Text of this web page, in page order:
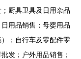
厨具卫具及日用杂品
用品销售；母婴用品
；自行车及零配件零
发；户外用品销售；